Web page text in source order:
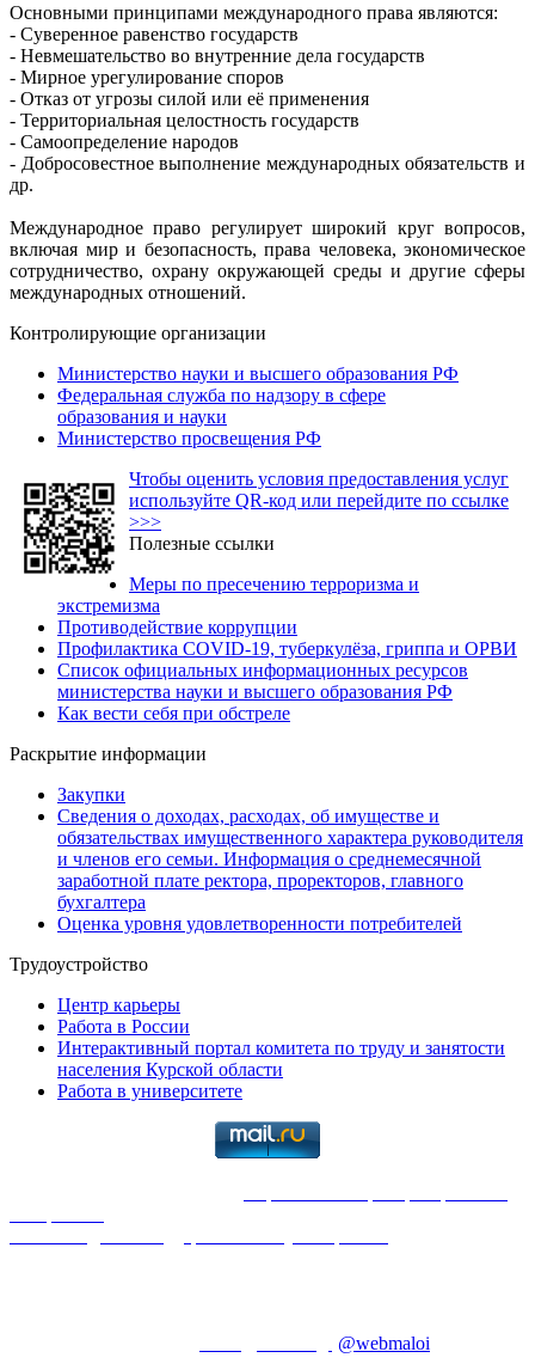
Основными принципами международного права являются:
- Суверенное равенство государств
- Невмешательство во внутренние дела государств
- Мирное урегулирование споров
- Отказ от угрозы силой или её применения
- Территориальная целостность государств
- Самоопределение народов
- Добросовестное выполнение международных обязательств и
др.
Международное право регулирует широкий круг вопросов,
включая мир и безопасность, права человека, экономическое
сотрудничество, охрану окружающей среды и другие сферы
международных отношений.
Контролирующие организации
Министерство науки и высшего образования РФ
Федеральная служба по надзору в сфере
образования и науки
Министерство просвещения РФ
Чтобы оценить условия предоставления услуг
используйте QR-код или перейдите по ссылке
>>>
Полезные ссылки
Меры по пресечению терроризма и
экстремизма
Противодействие коррупции
Профилактика COVID-19, туберкулёза, гриппа и ОРВИ
Список официальных информационных ресурсов
министерства науки и высшего образования РФ
Как вести себя при обстреле
Раскрытие информации
Закупки
Сведения о доходах, расходах, об имуществе и
обязательствах имущественного характера руководителя
и членов его семьи. Информация о среднемесячной
заработной плате ректора, проректоров, главного
бухгалтера
Оценка уровня удовлетворенности потребителей
Трудоустройство
Центр карьеры
Работа в России
Интерактивный портал комитета по труду и занятости
населения Курской области
Работа в университете
@webmaloi